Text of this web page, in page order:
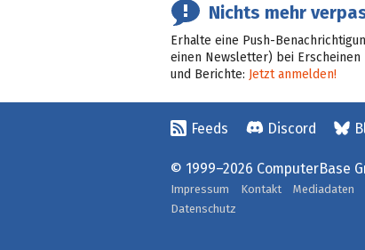
Nichts mehr
Erhalte eine Push-
einen Newsletter) bei Erscheinen
und Berichte: Jetzt anmelden!
Feeds Discord
© 1999–2026 ComputerBase
Impressum Kontakt Mediadaten
Datenschutz